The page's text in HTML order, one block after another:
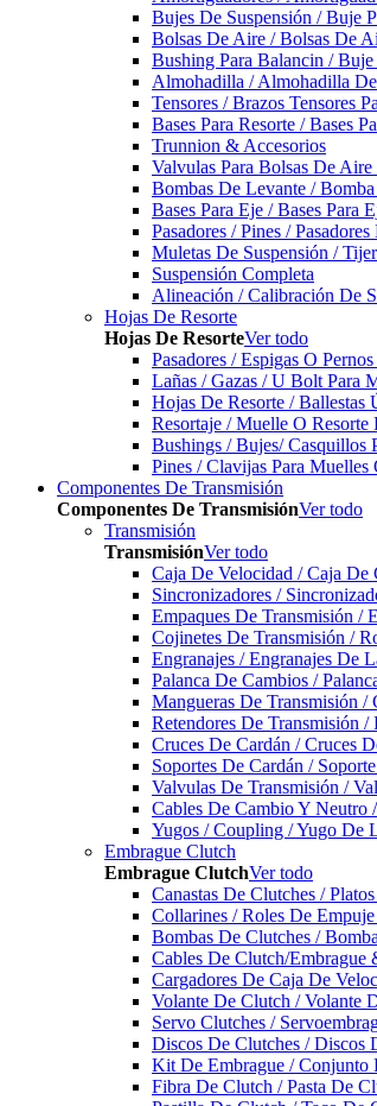
Bujes De Suspensión / Buje
Bolsas De Aire / Bolsas De
Bushing Para Balancin /
Almohadilla / Almohadilla De
Tensores / Brazos Tensores
Bases Para Resorte / Bases
Trunnion & Accesorios
Valvulas Para Bolsas De
Bombas De Levante /
Bases Para Eje / Bases Para
Pasadores / Pines /
Muletas De Suspensión /
Suspensión Completa
Alineación / Calibración De
Hojas De Resorte
Hojas De ResorteVer todo
Pasadores / Espigas O
Lañas / Gazas / U Bolt Para
Hojas De Resorte / Ballestas
Resortaje / Muelle O Resorte
Bushings / Bujes/ Casquillos
Pines / Clavijas Para Muelles
Componentes De Transmisión
Componentes De TransmisiónVer todo
Transmisión
TransmisiónVer todo
Caja De Velocidad / Caja De
Sincronizadores /
Empaques De Transmisión /
Cojinetes De Transmisión /
Engranajes / Engranajes De
Palanca De Cambios /
Mangueras De Transmisión /
Retendores De Transmisión
Cruces De Cardán / Cruces
Soportes De Cardán /
Valvulas De Transmisión /
Cables De Cambio Y Neutro
Yugos / Coupling / Yugo De
Embrague Clutch
Embrague ClutchVer todo
Canastas De Clutches /
Collarines / Roles De
Bombas De Clutches /
Cables De Clutch/Embrague
Cargadores De Caja De
Volante De Clutch / Volante
Servo Clutches /
Discos De Clutches / Discos
Kit De Embrague / Conjunto
Fibra De Clutch / Pasta De